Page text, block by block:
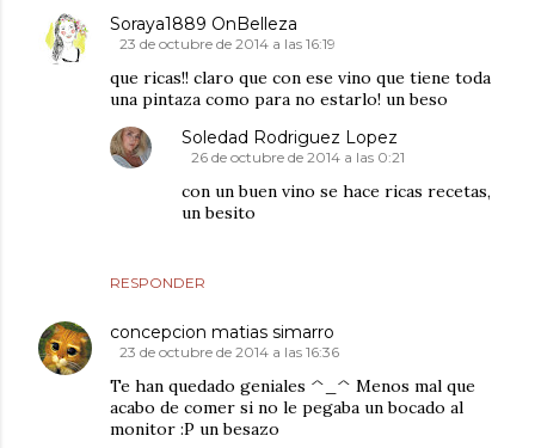
Soraya1889 OnBelleza
23 de octubre de 2014 a las 16:19
que ricas!! claro que con ese vino que tiene toda
una pintaza como para no estarlo! un beso
RESPONDER
Soledad Rodriguez Lopez
26 de octubre de 2014 a las 0:21
con un buen vino se hace ricas recetas,
un besito
concepcion matias simarro
23 de octubre de 2014 a las 16:36
Te han quedado geniales ^_^ Menos mal que
acabo de comer si no le pegaba un bocado al
monitor :P un besazo